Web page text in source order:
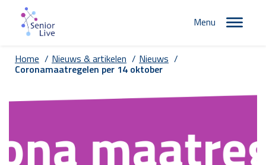
Menu
Home / Nieuws & artikelen / Nieuws /
Coronamaatregelen per 14 oktober